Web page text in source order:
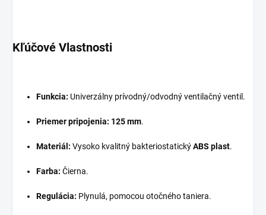
Kľúčové Vlastnosti
Funkcia: Univerzálny prívodný/odvodný ventilačný ventil.
Priemer pripojenia: 125 mm.
Materiál: Vysoko kvalitný bakteriostatickýABS plast.
Farba: Čierna.
Regulácia: Plynulá, pomocou otočného taniera.